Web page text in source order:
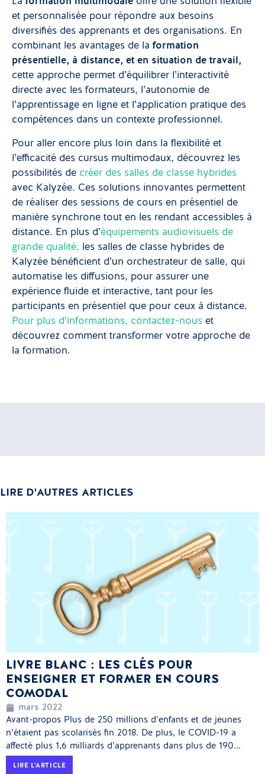
et personnalisée pour répondre aux besoins
diversifiés des apprenants et des organisations. En
combinant les avantages de la formation
présentielle, à distance, et en situation de travail,
cette approche permet d’équilibrer l’interactivité
directe avec les formateurs, l’autonomie de
l’apprentissage en ligne et l’application pratique des
compétences dans un contexte professionnel.
Pour aller encore plus loin dans la flexibilité et
l’efficacité des cursus multimodaux, découvrez les
possibilités de créer des salles de classe hybrides
avec Kalyzée. Ces solutions innovantes permettent
de réaliser des sessions de cours en présentiel de
manière synchrone tout en les rendant accessibles à
distance. En plus d’équipements audiovisuels de
grande qualité, les salles de classe hybrides de
Kalyzée bénéficient d’un orchestrateur de salle, qui
automatise les diffusions, pour assurer une
expérience fluide et interactive, tant pour les
participants en présentiel que pour ceux à distance.
Pour plus d’informations, contactez-nous et
découvrez comment transformer votre approche de
la formation.
LIRE D'AUTRES ARTICLES
LIVRE BLANC : LES CLÉS POUR
ENSEIGNER ET FORMER EN COURS
COMODAL
mars 2022
Avant-propos Plus de 250 millions d’enfants et de jeunes
n’étaient pas scolarisés fin 2018. De plus, le COVID-19 a
affecté plus 1,6 milliards d’apprenants dans plus de 190...
LIRE L'ARTICLE